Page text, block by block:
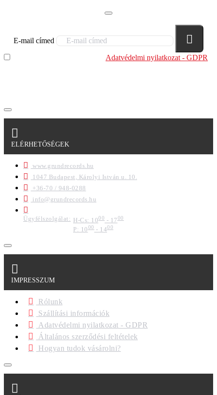
E-mail címed
Adatvédelmi nyilatkozat - GDPR
ELÉRHETŐSÉGEK
www.grundrecords.hu
1047 Budapest, Károlyi István u. 10.
+36-70 / 948-0288
info@grundrecords.hu
Ügyfélszolgálat: H-Cs: 1000 - 1700
P: 1000- 1400
IMPRESSZUM
Rólunk
Szállítási információk
Adatvédelmi nyilatkozat - GDPR
Általános szerződési feltételek
Hogyan tudok vásárolni?